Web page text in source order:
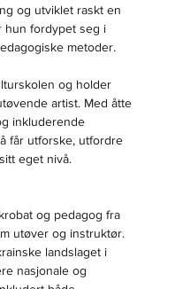
og utviklet raskt en
hun fordypet seg i
metoder.
og holder
artist. Med åtte
inkluderende
får utforske, utfordre
eget nivå.
og pedagog fra
utøver og instruktør.
landslaget i
nasjonale og